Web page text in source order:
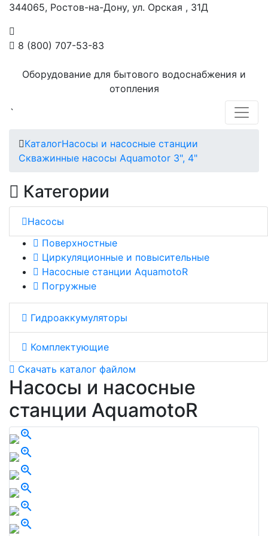
344065, Ростов-на-Дону, ул. Орская , 31Д
8 (800) 707-53-83
Оборудование для бытового водоснабжения и
отопления
`
КаталогНасосы и насосные станции
Скважинные насосы Aquamotor 3", 4"
Категории
Насосы
Поверхностные
Циркуляционные и повысительные
Насосные станции AquamotoR
Погружные
Гидроаккумуляторы
Комплектующие
Скачать каталог файлом
Насосы и насосные
станции AquamotoR
zoom_in
zoom_in
zoom_in
zoom_in
zoom_in
zoom_in